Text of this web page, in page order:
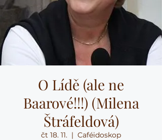
O Lídě (ale ne
Baarové!!!) (Milena
Štráfeldová)
čt 18. 11.
  |
Caféidoskop